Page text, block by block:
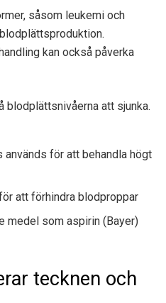
såsom leukemi och
kan också påverka
blodplättsnivåerna att sjunka.
för att behandla högt
att förhindra blodproppar
medel som aspirin (Bayer)
tecknen och